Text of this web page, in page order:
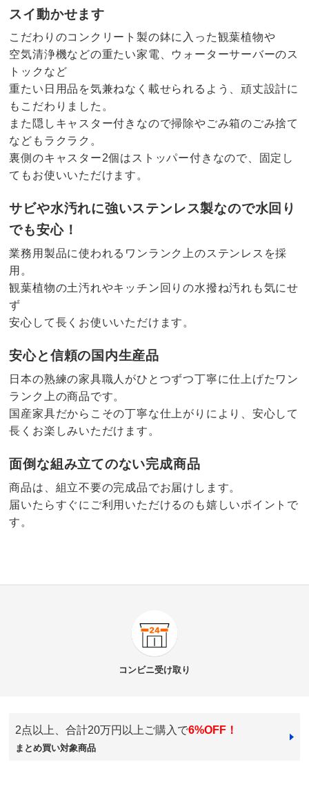
スイ動かせます
こだわりのコンクリート製の鉢に入った観葉植物や
空気清浄機などの重たい家電、ウォーターサーバーのス
トックなど
重たい日用品を気兼ねなく載せられるよう、頑丈設計に
もこだわりました。
また隠しキャスター付きなので掃除やごみ箱のごみ捨て
などもラクラク。
裏側のキャスター2個はストッパー付きなので、固定し
てもお使いいただけます。
サビや水汚れに強いステンレス製なので水回り
でも安心！
業務用製品に使われるワンランク上のステンレスを採
用。
観葉植物の土汚れやキッチン回りの水撥ね汚れも気にせ
ず
安心して長くお使いいただけます。
安心と信頼の国内生産品
日本の熟練の家具職人がひとつずつ丁寧に仕上げたワン
ランク上の商品です。
国産家具だからこその丁寧な仕上がりにより、安心して
長くお楽しみいただけます。
面倒な組み立てのない完成商品
商品は、組立不要の完成品でお届けします。
届いたらすぐにご利用いただけるのも嬉しいポイントで
す。
Galen/ガレン2 ステンレス製頑丈平台車 25×25cm
価格 ¥10,320税込 ¥9,382 税抜
送料・送料種
基本配送料：¥
コンビニ受け取り
2点以上、合計20万円以上ご購入で6%OFF！
まとめ買い対象商品